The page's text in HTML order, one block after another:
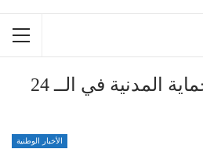
حصيلة تدخلات الحماية المدنية في الــ 24
الأخبار الوطنية